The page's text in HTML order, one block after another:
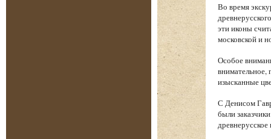
Во время
эти иконы
московской и
Особое
внимательное,
изысканные
С Денисом
были
древнерусское